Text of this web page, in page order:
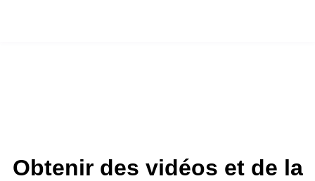
Obtenir des vidéos et de la